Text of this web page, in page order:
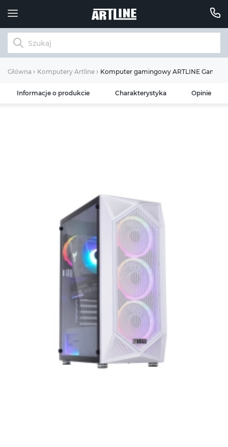
Główna Komputery Artline Komputer gamingowy ARTLINE Gaming
Informacje o produkcie Charakterystyka Opinie